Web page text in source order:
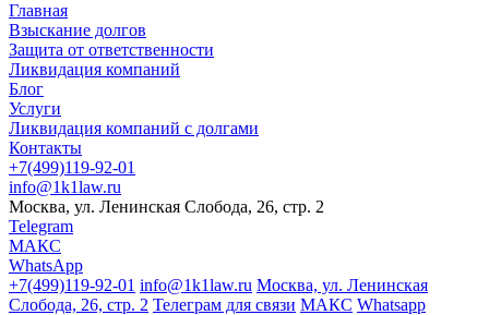
Главная
Взыскание долгов
Защита от ответственности
Ликвидация компаний
Блог
Услуги
Ликвидация компаний с долгами
Контакты
+7(499)119-92-01
info@1k1law.ru
Москва, ул. Ленинская Слобода, 26, стр. 2
Telegram
МАКС
WhatsApp
+7(499)119-92-01 info@1k1law.ru Москва, ул. Ленинская
Слобода, 26, стр. 2 Телеграм для связи МАКС Whatsapp